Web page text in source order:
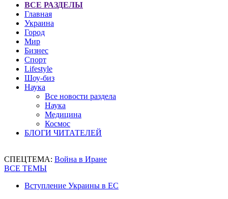
ВСЕ РАЗДЕЛЫ
Главная
Украина
Город
Мир
Бизнес
Спорт
Lifestyle
Шоу-биз
Наука
Все новости раздела
Наука
Медицина
Космос
БЛОГИ ЧИТАТЕЛЕЙ
СПЕЦТЕМА: Война в Иране
ВСЕ ТЕМЫ
Вступление Украины в ЕС